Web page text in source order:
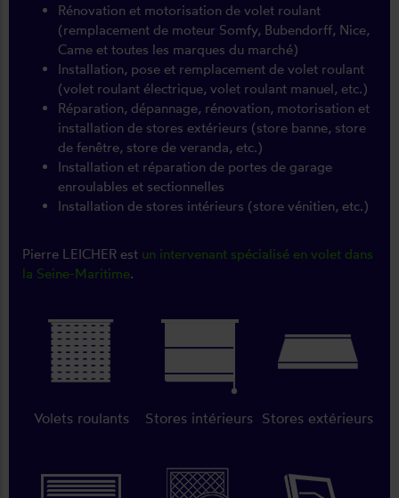
Rénovation et motorisation de volet roulant
(remplacement de moteur Somfy, Bubendorff, Nice,
Came et toutes les marques du marché)
Installation, pose et remplacement de volet roulant
(volet roulant électrique, volet roulant manuel, etc.)
Réparation, dépannage, rénovation, motorisation et
installation de stores extérieurs (store banne, store
de fenêtre, store de veranda, etc.)
Installation et réparation de portes de garage
enroulables et sectionnelles
Installation de stores intérieurs (store vénitien, etc.)
Pierre LEICHER est un intervenant spécialisé en volet dans
la Seine-Maritime.
Volets roulants Stores intérieurs Stores extérieurs